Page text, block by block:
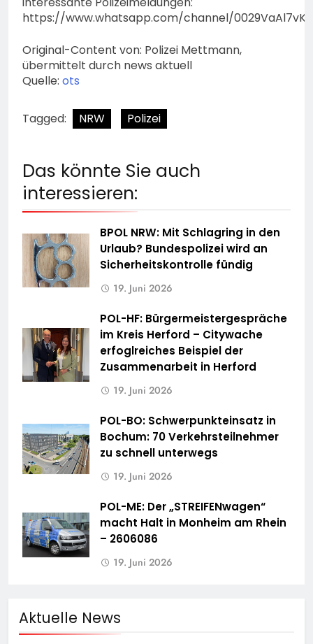
https://www.whatsapp.com/channel/
Original-Content von: Polizei Mettmann,
übermittelt durch news aktuell
Quelle: ots
Tagged: NRW Polizei
Das könnte Sie auch
interessieren:
BPOL NRW: Mit Schlagring in den
Urlaub? Bundespolizei wird an
Sicherheitskontrolle fündig
19. Juni 2026
POL-HF: Bürgermeistergespräche
im Kreis Herford – Citywache
erfoglreiches Beispiel der
Zusammenarbeit in Herford
19. Juni 2026
POL-BO: Schwerpunkteinsatz in
Bochum: 70 Verkehrsteilnehmer
zu schnell unterwegs
19. Juni 2026
POL-ME: Der „STREIFENwagen“
macht Halt in Monheim am Rhein
– 2606086
19. Juni 2026
Aktuelle News